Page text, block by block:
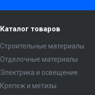
Каталог товаров
Строительные материалы
Отделочные материалы
Электрика и освещение
Крепеж и метизы